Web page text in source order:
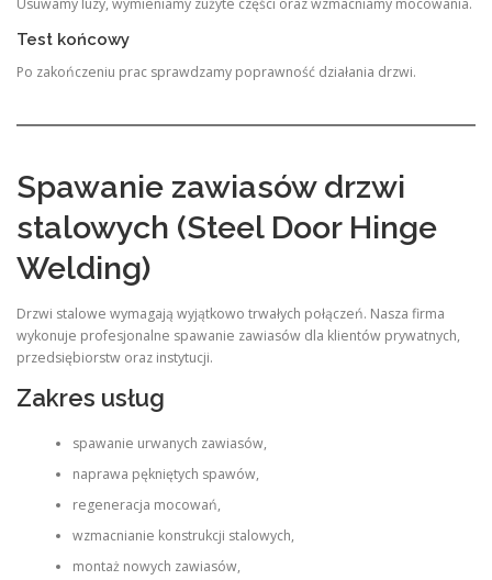
Usuwamy luzy, wymieniamy zużyte części oraz wzmacniamy mocowania.
Test końcowy
Po zakończeniu prac sprawdzamy poprawność działania drzwi.
Spawanie zawiasów drzwi
stalowych (Steel Door Hinge
Welding)
Drzwi stalowe wymagają wyjątkowo trwałych połączeń. Nasza firma
wykonuje profesjonalne spawanie zawiasów dla klientów prywatnych,
przedsiębiorstw oraz instytucji.
Zakres usług
spawanie urwanych zawiasów,
naprawa pękniętych spawów,
regeneracja mocowań,
wzmacnianie konstrukcji stalowych,
montaż nowych zawiasów,